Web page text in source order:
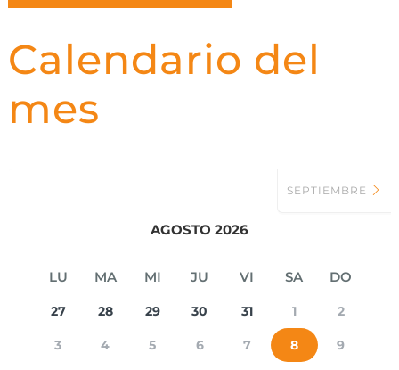
Calendario del
mes
AGOSTO 2026
SEPTIEMBRE
LU MA MI JU VI SA DO
27 28 29 30 31 1 2
3 4 5 6 7 8 9